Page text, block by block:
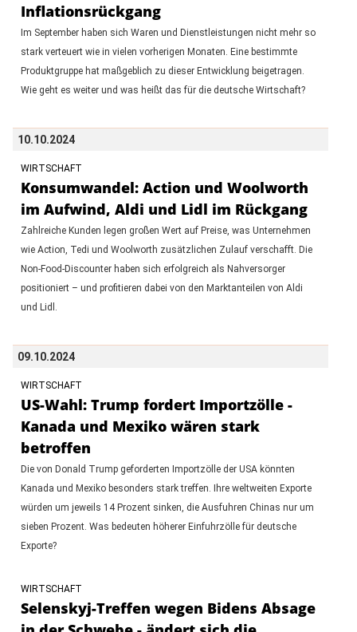
Inflationsrückgang
Im September haben sich Waren und Dienstleistungen nicht mehr so
stark verteuert wie in vielen vorherigen Monaten. Eine bestimmte
Produktgruppe hat maßgeblich zu dieser Entwicklung beigetragen.
Wie geht es weiter und was heißt das für die deutsche Wirtschaft?
10.10.2024
WIRTSCHAFT
Konsumwandel: Action und Woolworth
im Aufwind, Aldi und Lidl im Rückgang
Zahlreiche Kunden legen großen Wert auf Preise, was Unternehmen
wie Action, Tedi und Woolworth zusätzlichen Zulauf verschafft. Die
Non-Food-Discounter haben sich erfolgreich als Nahversorger
positioniert – und profitieren dabei von den Marktanteilen von Aldi
und Lidl.
09.10.2024
WIRTSCHAFT
US-Wahl: Trump fordert Importzölle -
Kanada und Mexiko wären stark
betroffen
Die von Donald Trump geforderten Importzölle der USA könnten
Kanada und Mexiko besonders stark treffen. Ihre weltweiten Exporte
würden um jeweils 14 Prozent sinken, die Ausfuhren Chinas nur um
sieben Prozent. Was bedeuten höherer Einfuhrzölle für deutsche
Exporte?
WIRTSCHAFT
Selenskyj-Treffen wegen Bidens Absage